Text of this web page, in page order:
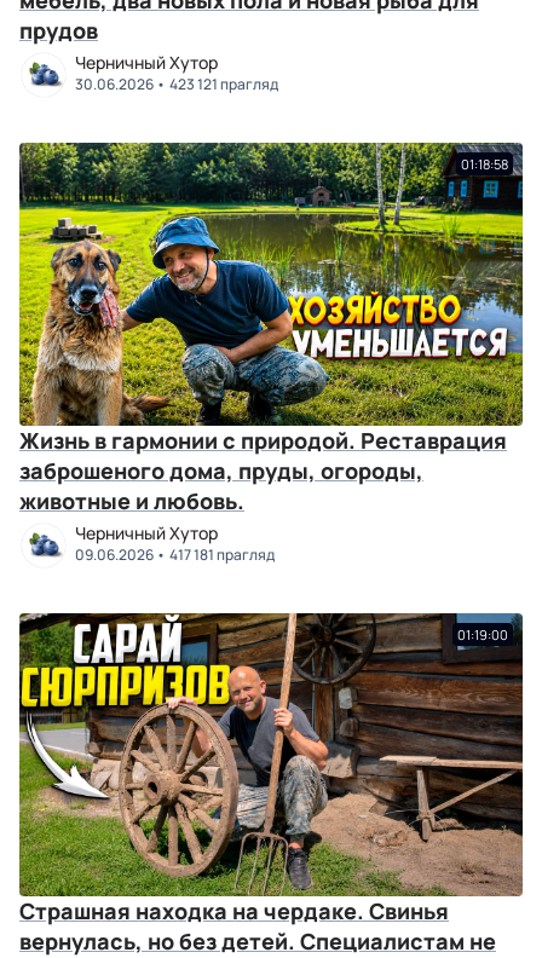
прудов
Черничный Хутор
30.06.2026 423 121 прагляд
01:18:58
Жизнь в гармонии с природой. Реставрация
заброшеного дома, пруды, огороды,
животные и любовь.
Черничный Хутор
09.06.2026 417 181 прагляд
01:19:00
Страшная находка на чердаке. Свинья
вернулась, но без детей. Специалистам не